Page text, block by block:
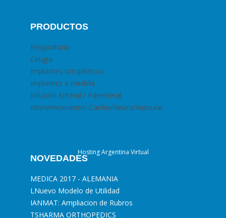
PRODUCTOS
Respiratorio
Cirugia
Implantes ortopédicos
Implantes a medida
Infusión Enteral / Parenteral
Intervencionismo Cardio/Neuro/Vascular
NOVEDADES
MEDICA 2017 - ALEMANIA
LNuevo Modelo de Utilidad
IANMAT: Ampliacion de Rubros
TSHARMA ORTHOPEDICS
Hosting Argentina Virtual